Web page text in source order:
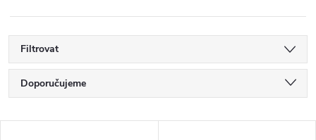
Filtrovat
Ř
a
Doporučujeme